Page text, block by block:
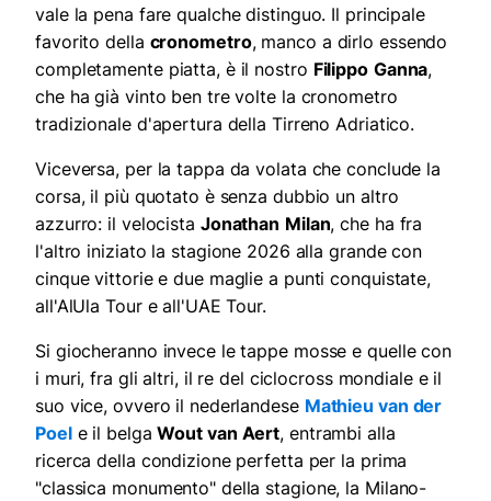
vale la pena fare qualche distinguo. Il principale
favorito della cronometro, manco a dirlo essendo
completamente piatta, è il nostro Filippo Ganna,
che ha già vinto ben tre volte la cronometro
tradizionale d'apertura della Tirreno Adriatico.
Viceversa, per la tappa da volata che conclude la
corsa, il più quotato è senza dubbio un altro
azzurro: il velocista Jonathan Milan, che ha fra
l'altro iniziato la stagione 2026 alla grande con
cinque vittorie e due maglie a punti conquistate,
all'AlUla Tour e all'UAE Tour.
Si giocheranno invece le tappe mosse e quelle con
i muri, fra gli altri, il re del ciclocross mondiale e il
suo vice, ovvero il nederlandese Mathieu van der
Poele il belgaWout van Aert, entrambi alla
ricerca della condizione perfetta per la prima
"classica monumento" della stagione, la Milano-